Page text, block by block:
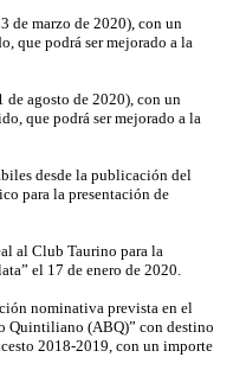
de marzo de 2020), con un
que podrá ser mejorado a la
de agosto de 2020), con un
que podrá ser mejorado a la
desde la publicación del
para la presentación de
al Club Taurino para la
el 17 de enero de 2020.
nominativa prevista en el
Quintiliano (ABQ)” con destino
2018-2019, con un importe